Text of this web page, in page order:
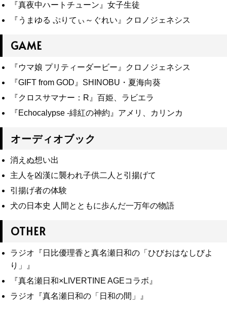
『真夜中ハートチューン』女子生徒
『うまゆる ぷりてぃ～ぐれい』クロノジェネシス
GAME
『ウマ娘 プリティーダービー』クロノジェネシス
『GIFT from GOD』SHINOBU・夏海向葵
『クロスサマナー：R』百姫、ラビエラ
『Echocalypse -緋紅の神約』アメリ、カリンカ
オーディオブック
消えぬ想い出
主人を凶漢に襲われ子供二人と引揚げて
引揚げ者の体験
犬の日本史 人間とともに歩んだ一万年の物語
OTHER
ラジオ『日比優理香と真名瀬日和の「ひびおはなしびよ
り」』
『真名瀬日和×LIVERTINE AGEコラボ』
ラジオ『真名瀬日和の「日和の間」』